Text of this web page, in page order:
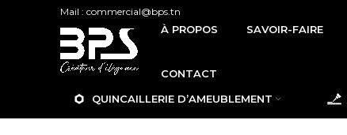
Mail : commercial@bps.tn
À PROPOS SAVOIR-FAIRE
CONTACT
QUINCAILLERIE D’AMEUBLEMENT